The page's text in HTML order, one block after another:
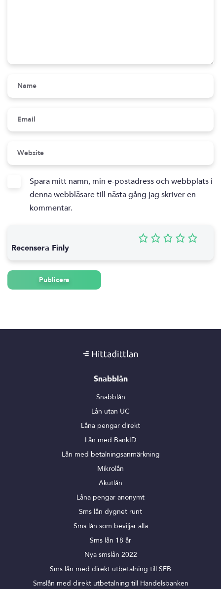
Spara mitt namn, min e-postadress och webbplats i
denna webbläsare till nästa gång jag skriver en
kommentar.
Recensera Finly
Publicera
Snabblån
Snabblån
Lån utan UC
Låna pengar direkt
Lån med BankID
Lån med betalningsanmärkning
Mikrolån
Akutlån
Låna pengar anonymt
Sms lån dygnet runt
Sms lån som beviljar alla
Sms lån 18 år
Nya smslån 2022
Sms lån med direkt utbetalning till SEB
Smslån med direkt utbetalning till Handelsbanken